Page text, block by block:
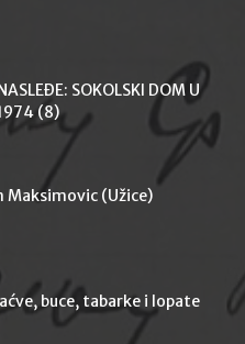
SOKOLSKI DOM U
(8)
Maksimovic (Užice)
buce, tabarke i lopate